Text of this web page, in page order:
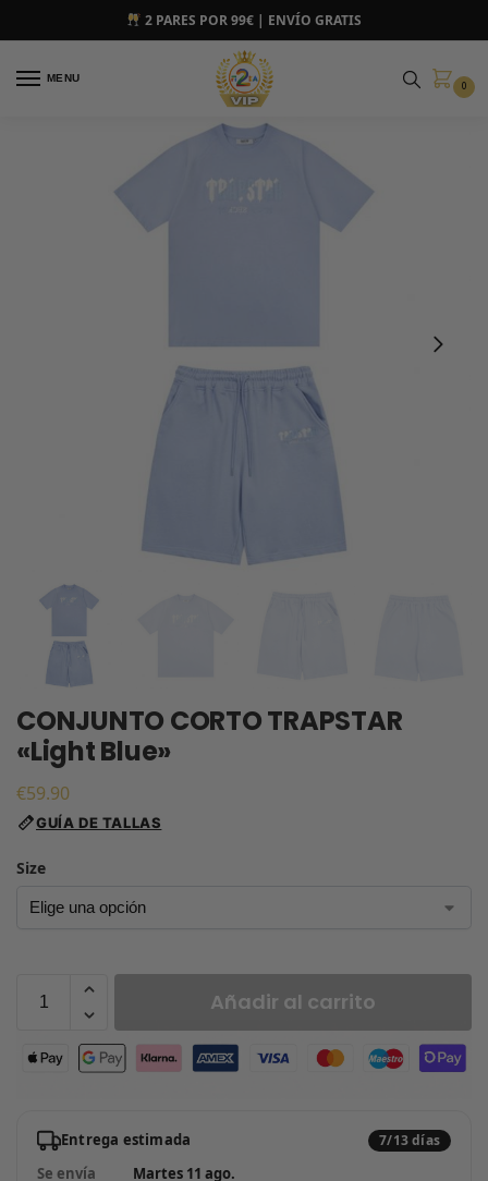
2 PARES POR 99€ | ENVÍO GRATIS
MENU
0
CONJUNTO CORTO TRAPSTAR
«Light Blue»
€59.90
GUÍA DE TALLAS
Size
Añadir al carrito
Entrega estimada 7/13 días
Se envía
Martes 11 ago.